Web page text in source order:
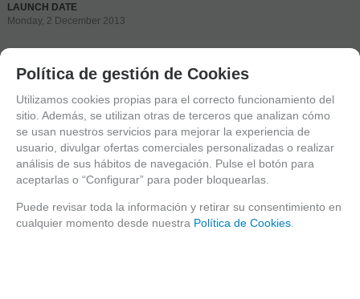
LAUNCH DATE
Monday, 2 December 2013
Request more inf Recommend
SEARCH ENGINE
CATALOGUE
EXPOSITORES
Política de gestión de Cookies
Utilizamos cookies propias para el correcto funcionamiento del
sitio. Además, se utilizan otras de terceros que analizan cómo
se usan nuestros servicios para mejorar la experiencia de
usuario, divulgar ofertas comerciales personalizadas o realizar
análisis de sus hábitos de navegación. Pulse el botón para
aceptarlas o “Configurar” para poder bloquearlas.
Puede revisar toda la información y retirar su consentimiento en
cualquier momento desde nuestra Política de Cookies